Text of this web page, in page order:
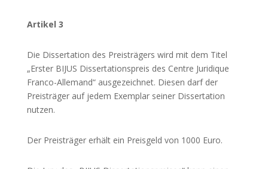
Artikel 3
Die Dissertation des Preisträgers wird mit dem Titel
„Erster BIJUS Dissertationspreis des Centre Juridique
Franco-Allemand“ ausgezeichnet. Diesen darf der
Preisträger auf jedem Exemplar seiner Dissertation
nutzen.
Der Preisträger erhält ein Preisgeld von 1000 Euro.